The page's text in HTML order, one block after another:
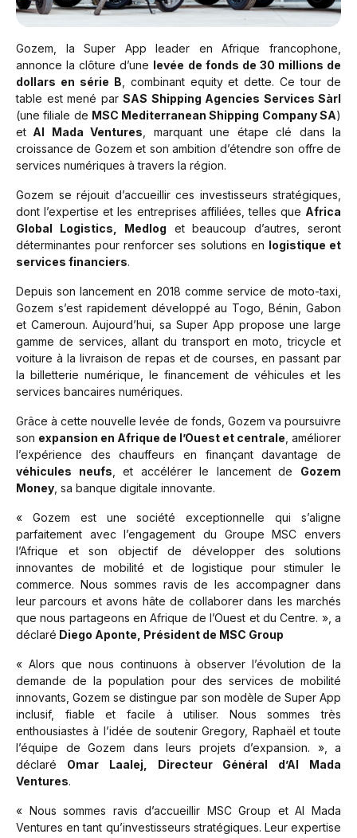
Gozem, la Super App leader en Afrique francophone,
annonce la clôture d’une levée de fonds de 30 millions de
dollars en série B , combinant equity et dette. Ce tour de
table est mené par SAS Shipping Agencies Services Sàrl
(une filiale de MSC Mediterranean Shipping Company SA)
et Al Mada Ventures , marquant une étape clé dans la
croissance de Gozem et son ambition d’étendre son offre de
services numériques à travers la région.
Gozem se réjouit d’accueillir ces investisseurs stratégiques,
dont l’expertise et les entreprises affiliées, telles que Africa
Global Logistics, Medlog et beaucoup d’autres, seront
déterminantes pour renforcer ses solutions en logistique et
services financiers.
Depuis son lancement en 2018 comme service de moto-taxi,
Gozem s’est rapidement développé au Togo, Bénin, Gabon
et Cameroun. Aujourd’hui, sa Super App propose une large
gamme de services, allant du transport en moto, tricycle et
voiture à la livraison de repas et de courses, en passant par
la billetterie numérique, le financement de véhicules et les
services bancaires numériques.
Grâce à cette nouvelle levée de fonds, Gozem va poursuivre
son expansion en Afrique de l’Ouest et centrale , améliorer
l’expérience des chauffeurs en finançant davantage de
véhicules neufs , et accélérer le lancement de Gozem
Money , sa banque digitale innovante.
« Gozem est une société exceptionnelle qui s’aligne
parfaitement avec l’engagement du Groupe MSC envers
l’Afrique et son objectif de développer des solutions
innovantes de mobilité et de logistique pour stimuler le
commerce. Nous sommes ravis de les accompagner dans
leur parcours et avons hâte de collaborer dans les marchés
que nous partageons en Afrique de l’Ouest et du Centre. », a
déclaré Diego Aponte, Président de MSC Group
« Alors que nous continuons à observer l’évolution de la
demande de la population pour des services de mobilité
innovants, Gozem se distingue par son modèle de Super App
inclusif, fiable et facile à utiliser. Nous sommes très
enthousiastes à l’idée de soutenir Gregory, Raphaël et toute
l’équipe de Gozem dans leurs projets d’expansion. », a
déclaré Omar Laalej, Directeur Général d’Al Mada
Ventures.
« Nous sommes ravis d’accueillir MSC Group et Al Mada
Ventures en tant qu’investisseurs stratégiques. Leur expertise